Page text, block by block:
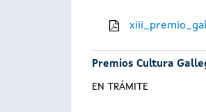
Premios Cultura
EN TRÁMITE